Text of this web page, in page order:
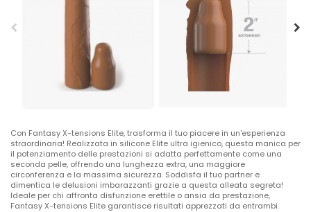
Con Fantasy X-tensions Elite, trasforma il tuo piacere in un'esperienza
straordinaria! Realizzata in silicone Elite ultra igienico, questa manica per
il potenziamento delle prestazioni si adatta perfettamente come una
seconda pelle, offrendo una lunghezza extra, una maggiore
circonferenza e la massima sicurezza. Soddisfa il tuo partner e
dimentica le delusioni imbarazzanti grazie a questa alleata segreta!
Ideale per chi affronta disfunzione erettile o ansia da prestazione,
Fantasy X-tensions Elite garantisce risultati apprezzati da entrambi.